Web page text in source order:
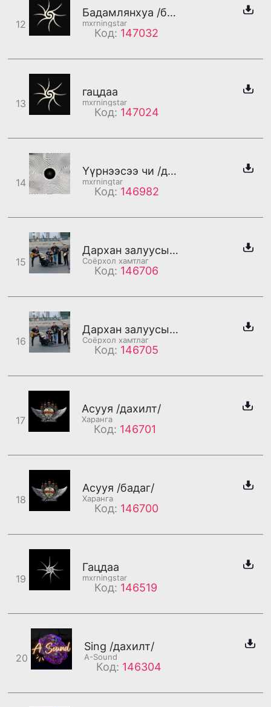
12
Бадамлянхуа /бадаг/
mxrningstar
Код: 147032
13
гацдаа
mxrningstar
Код: 147024
14
Үүрнээсээ чи /дахилт/
mxrningtar
Код: 146982
15
Дархан залуусын хот /дахилт/
Соёрхол хамтлаг
Код: 146706
16
Дархан залуусын хот /бадаг/
Соёрхол хамтлаг
Код: 146705
17
Асууя /дахилт/
Харанга
Код: 146701
18
Асууя /бадаг/
Харанга
Код: 146700
19
Гацдаа
mxrningstar
Код: 146519
20
Sing /дахилт/
A-Sound
Код: 146304